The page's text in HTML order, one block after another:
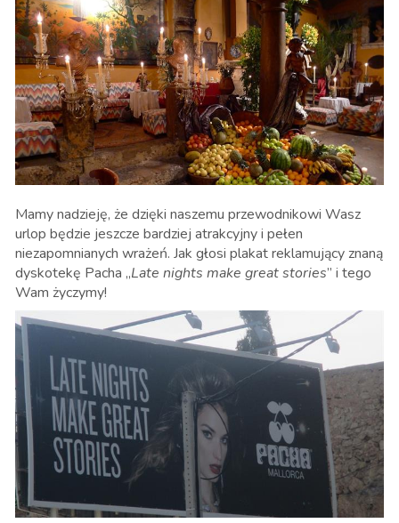
Mamy nadzieję, że dzięki naszemu przewodnikowi Wasz
urlop będzie jeszcze bardziej atrakcyjny i pełen
niezapomnianych wrażeń. Jak głosi plakat reklamujący znaną
dyskotekę Pacha „Late nights make great stories” i tego
Wam życzymy!